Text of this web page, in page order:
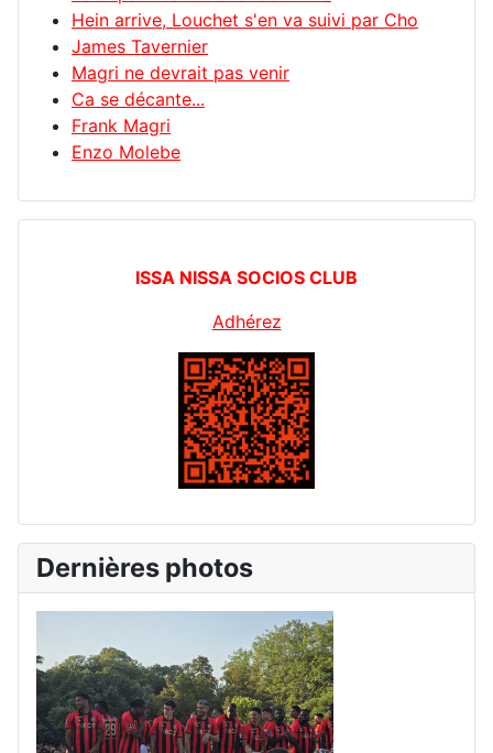
Hein arrive, Louchet s'en va suivi par Cho
James Tavernier
Magri ne devrait pas venir
Ca se décante...
Frank Magri
Enzo Molebe
ISSA NISSA SOCIOS CLUB
Adhérez
Dernières photos